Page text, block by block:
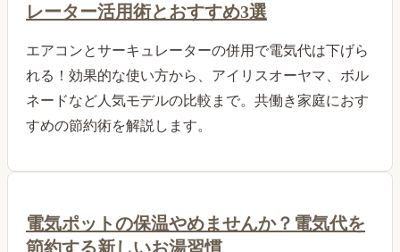
レーター活用術とおすすめ3選
エアコンとサーキュレーターの併用で電気代は下げら
れる！効果的な使い方から、アイリスオーヤマ、ボル
ネードなど人気モデルの比較まで。共働き家庭におす
すめの節約術を解説します。
電気ポットの保温やめませんか？電気代を
節約する新しいお湯習慣